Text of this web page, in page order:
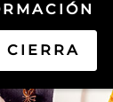
CIERRA